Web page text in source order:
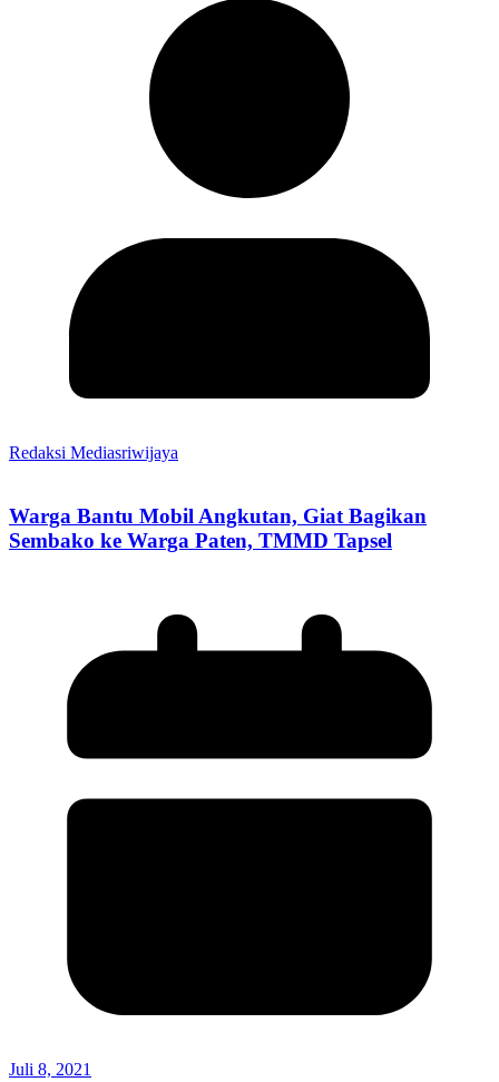
Redaksi Mediasriwijaya
Warga Bantu Mobil Angkutan, Giat Bagikan
Sembako ke Warga Paten, TMMD Tapsel
Juli 8, 2021